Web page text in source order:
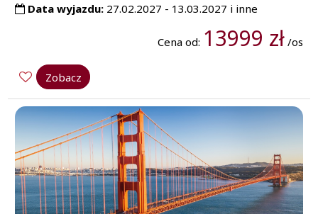
Data wyjazdu: 27.02.2027 - 13.03.2027 i inne
Cena od: 13999 zł/os
Zobacz